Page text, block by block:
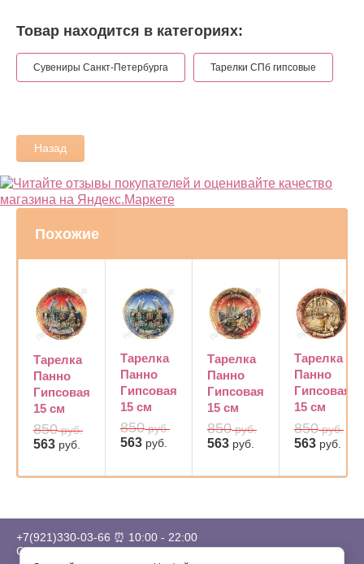
Товар находится в категориях:
Сувениры Санкт-Петербурга Тарелки СПб гипсовые
Назад
Похожие
Тарелка
Панно
Гипсовая
15 см
850руб.
563 руб.
Тарелка
Панно
Гипсовая
15 см
850руб.
563 руб.
Тарелка
Панно
Гипсовая
15 см
850руб.
563 руб.
Тарелка
Панно
Гипсовая
15 см
850руб.
563 руб.
+7(921)330-03-66 ⏰ 10:00 - 22:00
СПб, Лиговский пр. 65